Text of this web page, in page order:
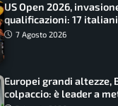
US Open 2026,
qualificazioni: 17
draw7 Agosto 2026
Europei grandi altezze,
colpaccio: è leader a